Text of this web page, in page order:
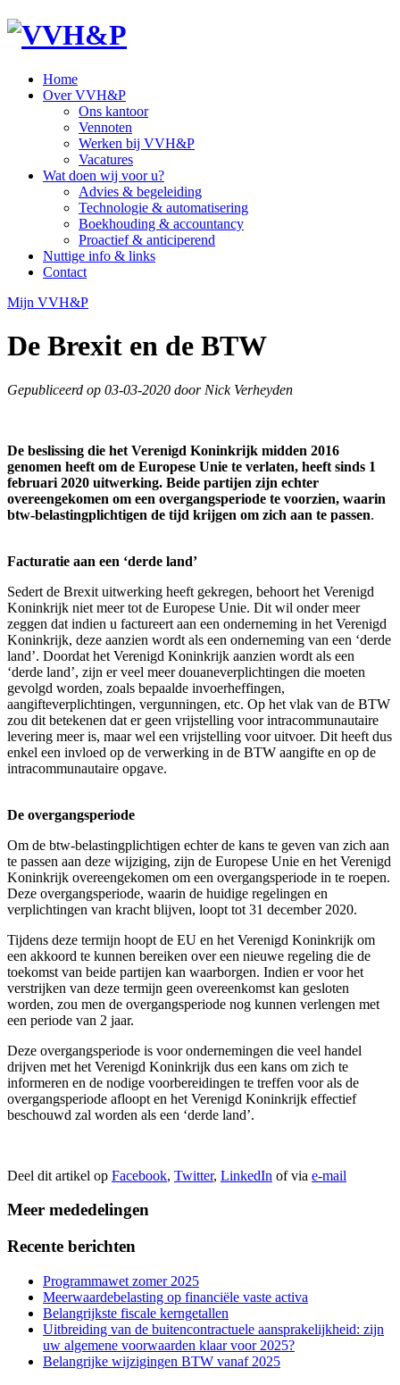
Home
Over VVH&P
Ons kantoor
Vennoten
Werken bij VVH&P
Vacatures
Wat doen wij voor u?
Advies & begeleiding
Technologie & automatisering
Boekhouding & accountancy
Proactief & anticiperend
Nuttige info & links
Contact
Mijn VVH&P
De Brexit en de BTW
Gepubliceerd op 03-03-2020 door Nick Verheyden
De beslissing die het Verenigd Koninkrijk midden 2016
genomen heeft om de Europese Unie te verlaten, heeft sinds 1
februari 2020 uitwerking. Beide partijen zijn echter
overeengekomen om een overgangsperiode te voorzien, waarin
btw-belastingplichtigen de tijd krijgen om zich aan te passen.
Facturatie aan een ‘derde land’
Sedert de Brexit uitwerking heeft gekregen, behoort het Verenigd
Koninkrijk niet meer tot de Europese Unie. Dit wil onder meer
zeggen dat indien u factureert aan een onderneming in het Verenigd
Koninkrijk, deze aanzien wordt als een onderneming van een ‘derde
land’. Doordat het Verenigd Koninkrijk aanzien wordt als een
‘derde land’, zijn er veel meer douaneverplichtingen die moeten
gevolgd worden, zoals bepaalde invoerheffingen,
aangifteverplichtingen, vergunningen, etc. Op het vlak van de BTW
zou dit betekenen dat er geen vrijstelling voor intracommunautaire
levering meer is, maar wel een vrijstelling voor uitvoer. Dit heeft dus
enkel een invloed op de verwerking in de BTW aangifte en op de
intracommunautaire opgave.
De overgangsperiode
Om de btw-belastingplichtigen echter de kans te geven van zich aan
te passen aan deze wijziging, zijn de Europese Unie en het Verenigd
Koninkrijk overeengekomen om een overgangsperiode in te roepen.
Deze overgangsperiode, waarin de huidige regelingen en
verplichtingen van kracht blijven, loopt tot 31 december 2020.
Tijdens deze termijn hoopt de EU en het Verenigd Koninkrijk om
een akkoord te kunnen bereiken over een nieuwe regeling die de
toekomst van beide partijen kan waarborgen. Indien er voor het
verstrijken van deze termijn geen overeenkomst kan gesloten
worden, zou men de overgangsperiode nog kunnen verlengen met
een periode van 2 jaar.
Deze overgangsperiode is voor ondernemingen die veel handel
drijven met het Verenigd Koninkrijk dus een kans om zich te
informeren en de nodige voorbereidingen te treffen voor als de
overgangsperiode afloopt en het Verenigd Koninkrijk effectief
beschouwd zal worden als een ‘derde land’.
Deel dit artikel op Facebook, Twitter, LinkedIn of via e-mail
Meer mededelingen
Recente berichten
Programmawet zomer 2025
Meerwaardebelasting op financiële vaste activa
Belangrijkste fiscale kerngetallen
Uitbreiding van de buitencontractuele aansprakelijkheid: zijn
uw algemene voorwaarden klaar voor 2025?
Belangrijke wijzigingen BTW vanaf 2025